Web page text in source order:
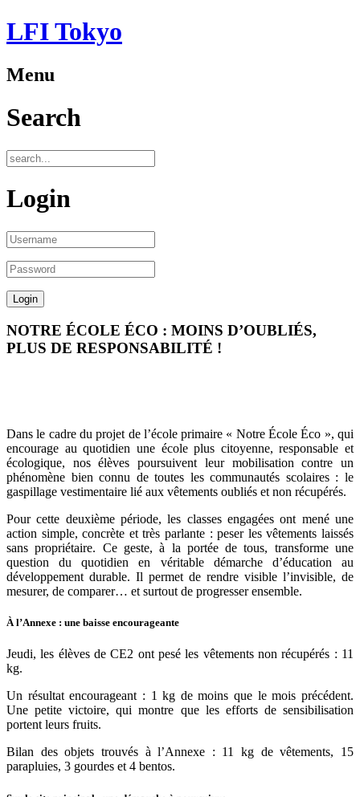
LFI Tokyo
Menu
Search
Login
NOTRE ÉCOLE ÉCO : MOINS D’OUBLIÉS,
PLUS DE RESPONSABILITÉ !
Dans le cadre du projet de l’école primaire « Notre École Éco », qui
encourage au quotidien une école plus citoyenne, responsable et
écologique, nos élèves poursuivent leur mobilisation contre un
phénomène bien connu de toutes les communautés scolaires : le
gaspillage vestimentaire lié aux vêtements oubliés et non récupérés.
Pour cette deuxième période, les classes engagées ont mené une
action simple, concrète et très parlante : peser les vêtements laissés
sans propriétaire. Ce geste, à la portée de tous, transforme une
question du quotidien en véritable démarche d’éducation au
développement durable. Il permet de rendre visible l’invisible, de
mesurer, de comparer… et surtout de progresser ensemble.
À l’Annexe : une baisse encourageante
Jeudi, les élèves de CE2 ont pesé les vêtements non récupérés : 11
kg.
Un résultat encourageant : 1 kg de moins que le mois précédent.
Une petite victoire, qui montre que les efforts de sensibilisation
portent leurs fruits.
Bilan des objets trouvés à l’Annexe : 11 kg de vêtements, 15
parapluies, 3 gourdes et 4 bentos.